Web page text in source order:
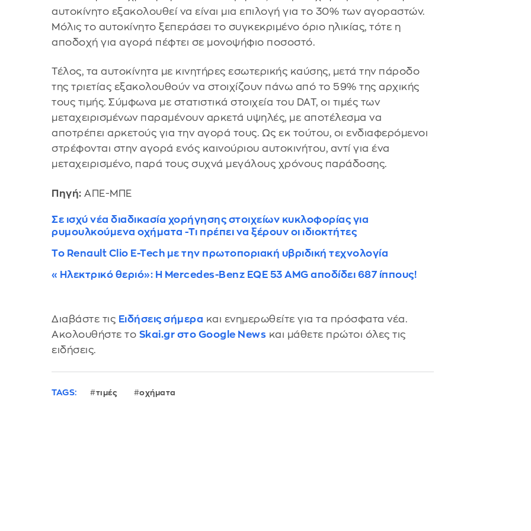
αυτοκίνητο εξακολουθεί να είναι μια επιλογή για το 30% των αγοραστών.
Μόλις το αυτοκίνητο ξεπεράσει το συγκεκριμένο όριο ηλικίας, τότε η
αποδοχή για αγορά πέφτει σε μονοψήφιο ποσοστό.
Τέλος, τα αυτοκίνητα με κινητήρες εσωτερικής καύσης, μετά την πάροδο
της τριετίας εξακολουθούν να στοιχίζουν πάνω από το 59% της αρχικής
τους τιμής. Σύμφωνα με στατιστικά στοιχεία του DAT, οι τιμές των
μεταχειρισμένων παραμένουν αρκετά υψηλές, με αποτέλεσμα να
αποτρέπει αρκετούς για την αγορά τους. Ως εκ τούτου, οι ενδιαφερόμενοι
στρέφονται στην αγορά ενός καινούριου αυτοκινήτου, αντί για ένα
μεταχειρισμένο, παρά τους συχνά μεγάλους χρόνους παράδοσης.
Πηγή: ΑΠΕ-ΜΠΕ
Σε ισχύ νέα διαδικασία χορήγησης στοιχείων κυκλοφορίας για
ρυμουλκούμενα οχήματα -Τι πρέπει να ξέρουν οι ιδιοκτήτες
Το Renault Clio E-Tech με την πρωτοποριακή υβριδική τεχνολογία
«Ηλεκτρικό θεριό»: Η Mercedes-Benz EQE 53 AMG αποδίδει 687 ίππους!
Διαβάστε τις Ειδήσεις σήμερα και ενημερωθείτε για τα πρόσφατα νέα.
Ακολουθήστε το Skai.gr στο Google News και μάθετε πρώτοι όλες τις
ειδήσεις.
TAGS: τιμές οχήματα